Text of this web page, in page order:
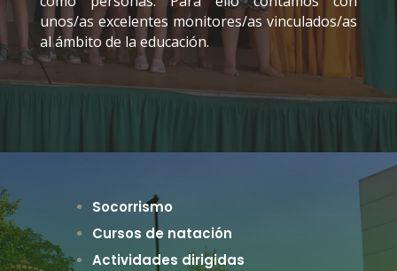
unos/as excelentes monitores/as vinculados/as
al ámbito de la educación.
Socorrismo
Cursos de natación
Actividades dirigidas